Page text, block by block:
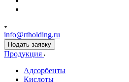
info@rtholding.ru
Подать заявку
Продукция
Адсорбенты
Кислоты